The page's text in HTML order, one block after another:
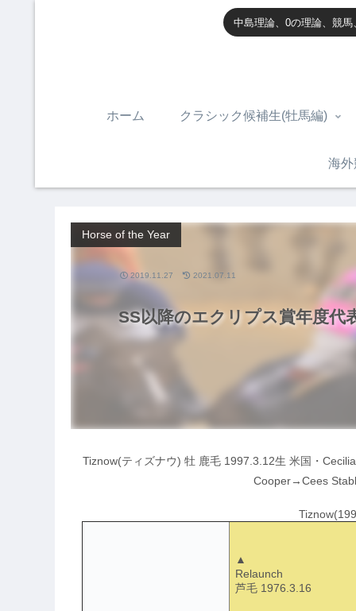
中島理論、0の理論、競
ホーム クラシック候補生(牡馬編)
海
SS以降のエクリプス賞年度代
Horse of the Year
2019.11.27 2021.07.11
Tiznow(ティズナウ) 牡 鹿毛 1997.3.12生 米国・
Cooper→Cees
▲
Relaunch
芦毛 1976.3.16